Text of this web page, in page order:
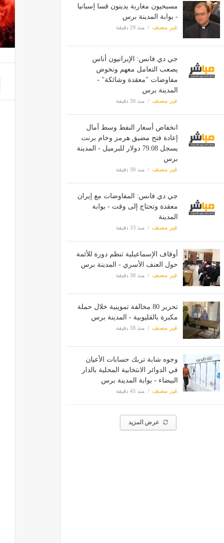
مسيحيون مغاربة يدينون قسا إسبانيا
- بوابة المدينة برس
غير مصنف منذ 29 دقيقة
جي دي فانس: الإيرانيون أناس
يصعب التعامل معهم ونخوض
مفاوضات "معقدة وشائكة" -
المدينة برس
غير مصنف منذ 30 دقيقة
انخفاض أسعار النفط وسط آمال
إعادة فتح مضيق هرمز وخام برنت
يسجل 79.08 دولار للبرميل - المدينة
برس
غير مصنف منذ 30 دقيقة
جي دي فانس: المفاوضات مع إيران
معقدة وتحتاج إلى وقت - بوابة
المدينة
غير مصنف منذ 33 دقيقة
أوقاف الإسماعيلية تنظم دورة للأئمة
حول العنف الأسري - المدينة برس
غير مصنف منذ 38 دقيقة
تحرير 80 مخالفة تموينية خلال حملة
مكبرة بالقليوبية - المدينة برس
غير مصنف منذ 38 دقيقة
وجوه شابة تربك حسابات الأعيان
في الدوائر الانتخابية المحلية بالدار
البيضاء - بوابة المدينة برس
غير مصنف منذ 45 دقيقة
عرض المزيد